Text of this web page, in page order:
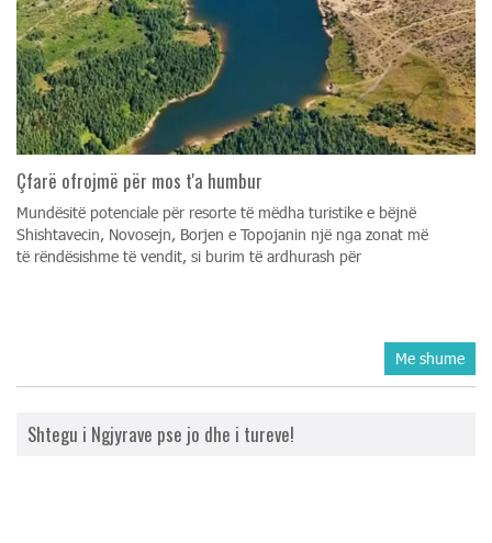
Çfarë ofrojmë për mos t'a humbur
Mundësitë potenciale për resorte të mëdha turistike e bëjnë
Shishtavecin, Novosejn, Borjen e Topojanin një nga zonat më
të rëndësishme të vendit, si burim të ardhurash për
Me shume
Shtegu i Ngjyrave pse jo dhe i tureve!